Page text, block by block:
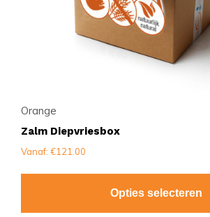
Orange
Zalm Diepvriesbox
Vanaf: €121.00
Opties selecteren